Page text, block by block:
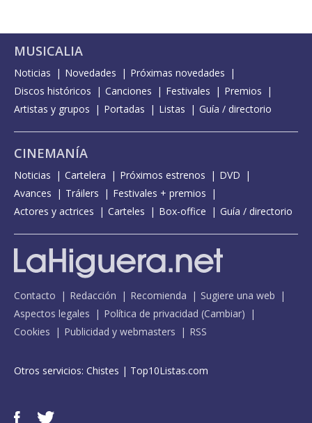
MUSICALIA
Noticias Novedades
Próximas novedades
Discos históricos
Canciones Festivales
Premios
Artistas y grupos
Portadas Listas Guía / directorio
CINEMANÍA
Noticias Cartelera Próximos estrenos
DVD
Avances
Tráilers
Festivales + premios
Actores y actrices
Carteles Box-office Guía / directorio
Contacto Redacción Recomienda
Sugiere una web
Aspectos legales
Política de privacidad (Cambiar)
Cookies
Publicidad y webmasters RSS
Otros servicios: Chistes | Top10Listas.com